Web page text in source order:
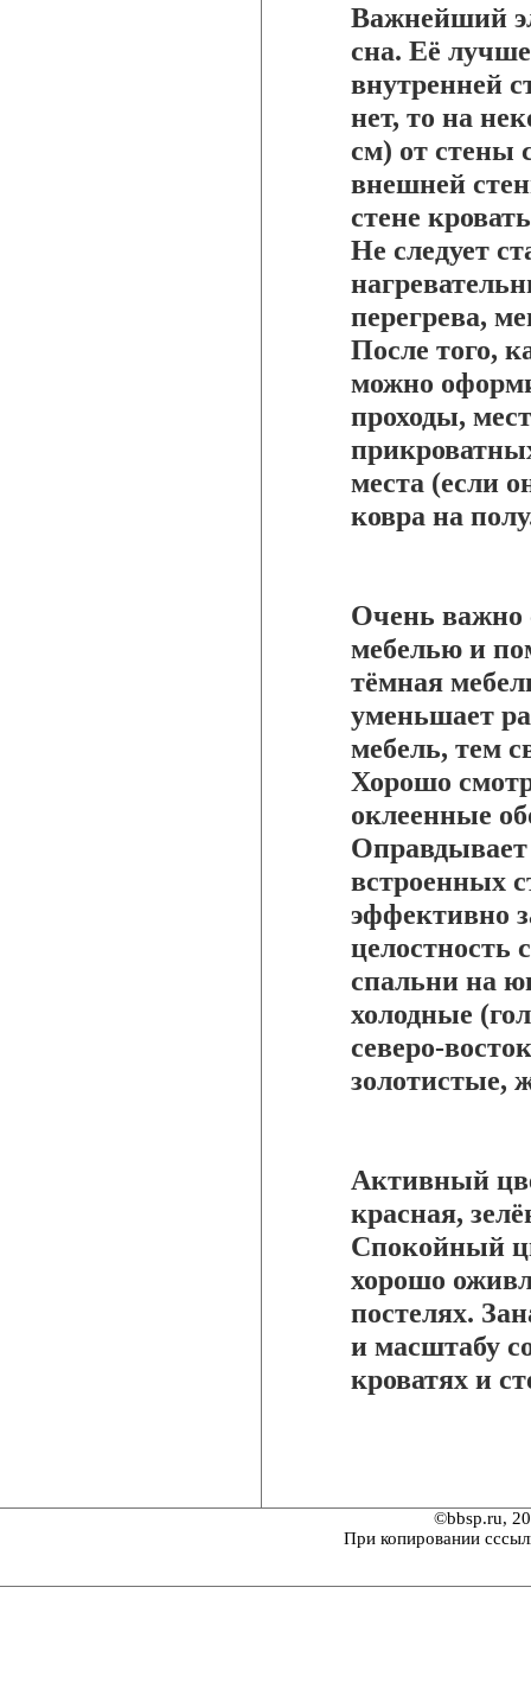
Важнейший
сна. Её
внутренней
нет, то на
см) от стены
внешней
стене
Не следует
перегрева,
После того,
можно
проходы,
места (если
ковра на
Очень важно
мебелью и
тёмная
уменьшает
мебель, тем
Хорошо
оклеенные
Оправдывает
встроенных
эффективно
целостность
спальни на
холодные
северо-
золотистые,
Активный
красная,
Спокойный
хорошо
постелях.
и масштабу
кроватях и
©bbsp.ru,
При копировании